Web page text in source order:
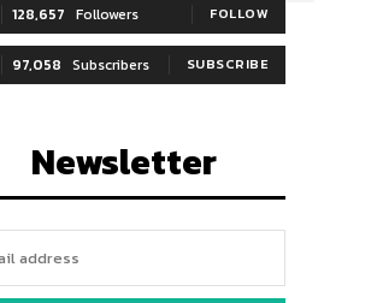
128,657 Followers FOLLOW
97,058 Subscribers SUBSCRIBE
Newsletter